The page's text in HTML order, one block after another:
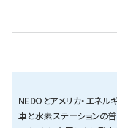
ngn (275)
タンデム (145)
NEDOとアメリカ・エネ
車と水素ステーションの